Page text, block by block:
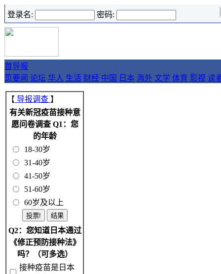
登录名: 密码:
首
页
导报
要闻 论坛 华人 生活 财经 中国 日本 海外 文学 体育 影视 读
【 导报调查 】
有关新冠疫苗接种意
愿问卷调查 Q1：您
的年龄
18-30岁
31-40岁
41-50岁
51-60岁
60岁及以上
Q2：您知道日本通过
《修正预防接种法》
吗？（可多选）
接种疫苗是日本